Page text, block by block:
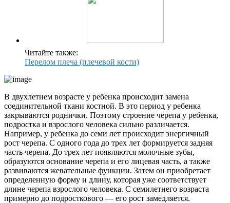
Читайте также:
Перелом плеча (плечевой кости)
В двухлетнем возрасте у ребенка происходит замена
соединительной ткани костной. В это период у ребенка
закрываются роднички. Поэтому строение черепа у ребенка,
подростка и взрослого человека сильно различается.
Например, у ребенка до семи лет происходит энергичный
рост черепа. С одного года до трех лет формируется задняя
часть черепа. До трех лет появляются молочные зубы,
образуются основание черепа и его лицевая часть, а также
развиваются жевательные функции. Затем он приобретает
определенную форму и длину, которая уже соответствует
длине черепа взрослого человека. С семилетнего возраста
примерно до подросткового — его рост замедляется.